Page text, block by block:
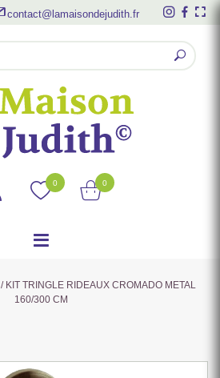
contact@lamaisondejudith.fr
0 0
/ KIT TRINGLE RIDEAUX CROMADO METAL
160/300 CM